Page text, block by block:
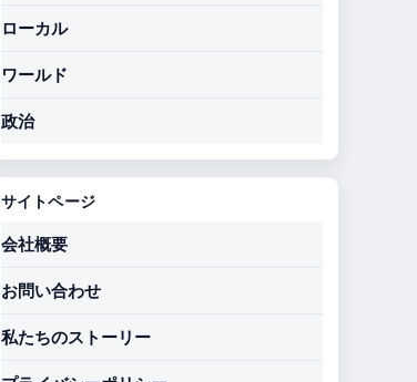
ローカル
ワールド
政治
サイトページ
会社概要
お問い合わせ
私たちのストーリー